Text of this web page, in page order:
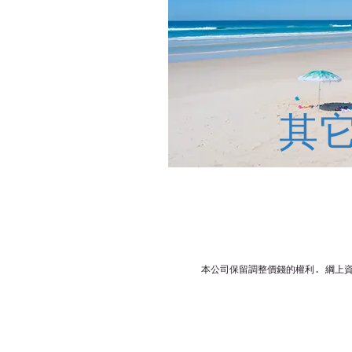
其
本公司保留調整價錢的權利. 綱